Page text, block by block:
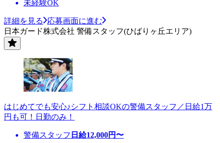
未経験OK
詳細を見る
応募画面に進む
日本ガード株式会社 警備スタッフ(ひばりヶ丘エリア)
はじめてでも安心♪シフト相談OKの警備スタッフ／日給1万
円も可！日勤のみ！
警備スタッフ 日給12,000円〜